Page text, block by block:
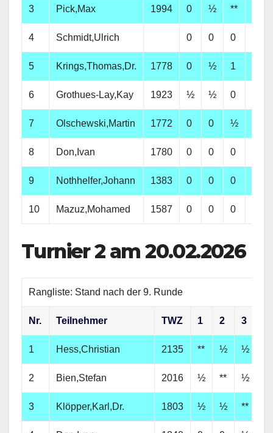
3 Pick,Max 1994 0 ½ **
4 Schmidt,Ulrich 0 0 0
5 Krings,Thomas,Dr. 1778 0 ½ 1
6 Grothues-Lay,Kay 1923 ½ ½ 0
7 Olschewski,Martin 1772 0 0 ½
8 Don,Ivan 1780 0 0 0
9 Nothhelfer,Johann 1383 0 0 0
10 Mazuz,Mohamed 1587 0 0 0
Turnier 2 am 20.02.2026
Rangliste: Stand nach der 9. Runde
Nr. Teilnehmer TWZ 1 2 3
1 Hess,Christian 2135 ** ½ ½
2 Bien,Stefan 2016 ½ ** ½
3 Klöpper,Karl,Dr. 1803 ½ ½ **